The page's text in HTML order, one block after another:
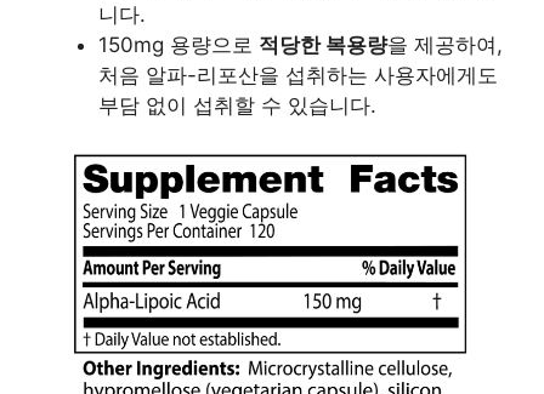
니다.
150mg 용량으로 적당한 복용량을 제공하여,
처음 알파-리포산을 섭취하는 사용자에게도
부담 없이 섭취할 수 있습니다.